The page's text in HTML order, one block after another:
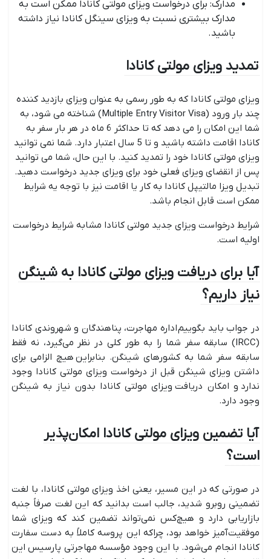
مدارک: برای درخواست ویزای مولتی کانادا ممکن است به
مدارک بیشتری نسبت به ویزای سینگل کانادا نیاز داشته
باشید.
تمدید ویزای مولتی کانادا
ویزای مولتی کانادا که به طور رسمی به عنوان ویزای بازدید کننده
چند بار ورود (Multiple Entry Visitor Visa) شناخته می شود، به
شما این امکان را می دهد که تا حداکثر 6 ماه در هر بار سفر به
کانادا اقامت داشته باشید و تا 5 سال اعتبار دارد. شما نمی توانید
ویزای مولتی کانادا خود را تمدید کنید. با این حال، شما می توانید
پس از انقضای ویزای فعلی خود برای ویزای جدید درخواست دهید.
تبدیل ویزا مالتیپل کانادا به کار یا اقامت نیز با توجه یه شرایط
ممکن است قابل انجام باشد.
شرایط درخواست ویزای جدید مولتی کانادا مشابه شرایط درخواست
اولیه است.
آیا برای دریافت ویزای مولتی کانادا به شینگن
نیاز داریم؟
در جواب باید بگوییم اداره مهاجرت، پناهندگان و شهروندی کانادا
(IRCC) سابقه سفر شما را به طور کلی در نظر می‌گیرد، نه فقط
سابقه سفر شما به کشورهای شینگن. بنابراین هیچ الزامی برای
داشتن ویزای شینگن قبل از درخواست ویزای مولتی کانادا وجود
ندارد و امکان دریافت ویزای مولتی کانادا بدون نیاز به شینگن
وجود دارد.
آیا تضمین ویزای مولتی کانادا امکان‌پذیر
است؟
در صورتی که در این مسیر، یعنی اخذ ویزای مولتی کانادا، با لغت
تضمینی روبرو شدید، جالب است بدانید که این لغت صرفاً جنبه
بازاریابی دارد و هیچ‌کس نمی‌تواند تضمین کند که ویزای شما
موفقیت‌آمیز خواهد بود، چراکه این پروسه کاملاً به دست سفارت
کانادا انجام می‌شود. با این وجود مؤسسه مهاجرتی پارسیس این